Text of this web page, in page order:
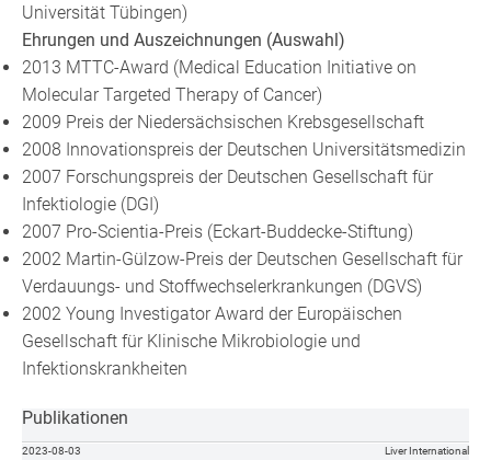
Universität Tübingen)
Ehrungen und Auszeichnungen (Auswahl)
2013 MTTC-Award (Medical Education Initiative on
Molecular Targeted Therapy of Cancer)
2009 Preis der Niedersächsischen Krebsgesellschaft
2008 Innovationspreis der Deutschen Universitätsmedizin
2007 Forschungspreis der Deutschen Gesellschaft für
Infektiologie (DGI)
2007 Pro-Scientia-Preis (Eckart-Buddecke-Stiftung)
2002 Martin-Gülzow-Preis der Deutschen Gesellschaft für
Verdauungs- und Stoffwechselerkrankungen (DGVS)
2002 Young Investigator Award der Europäischen
Gesellschaft für Klinische Mikrobiologie und
Infektionskrankheiten
Publikationen
2023-08-03 Liver International